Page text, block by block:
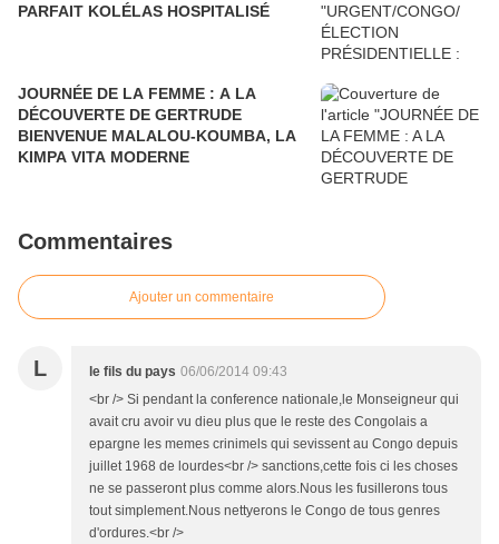
PARFAIT KOLÉLAS HOSPITALISÉ
JOURNÉE DE LA FEMME : A LA
DÉCOUVERTE DE GERTRUDE
BIENVENUE MALALOU-KOUMBA, LA
KIMPA VITA MODERNE
Commentaires
Ajouter un commentaire
L le fils du pays 06/06/2014 09:43
<br /> Si pendant la conference nationale,le Monseigneur qui
avait cru avoir vu dieu plus que le reste des Congolais a
epargne les memes crinimels qui sevissent au Congo depuis
juillet 1968 de lourdes<br /> sanctions,cette fois ci les choses
ne se passeront plus comme alors.Nous les fusillerons tous
tout simplement.Nous nettyerons le Congo de tous genres
d'ordures.<br />